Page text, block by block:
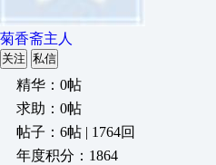
菊香斋主人
关注 私信
精华：0帖
求助：0帖
帖子：6帖 | 1764回
年度积分：1864